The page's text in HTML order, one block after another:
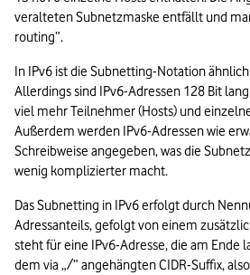
veralteten Subnetzmaske entfällt und
routing”.
In IPv6 ist die Subnetting-Notation
Allerdings sind IPv6-Adressen 128 Bit
viel mehr Teilnehmer (Hosts) und
Außerdem werden IPv6-Adressen wie
Schreibweise angegeben, was die
wenig komplizierter macht.
Das Subnetting in IPv6 erfolgt durch
Adressanteils, gefolgt von einem
steht für eine IPv6-Adresse, die am Ende
dem via „/” angehängten CIDR-Suffix,